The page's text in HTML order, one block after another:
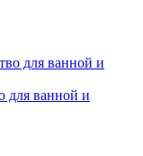
ванной и